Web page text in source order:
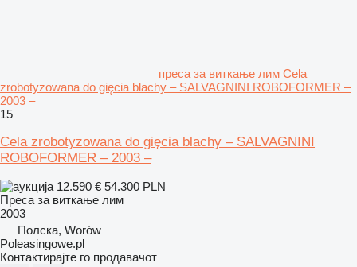
преса за виткање лим Cela
zrobotyzowana do gięcia blachy – SALVAGNINI ROBOFORMER –
2003 –
15
Cela zrobotyzowana do gięcia blachy – SALVAGNINI
ROBOFORMER – 2003 –
12.590 € 54.300 PLN
Преса за виткање лим
2003
Полска, Worów
Poleasingowe.pl
Контактирајте го продавачот